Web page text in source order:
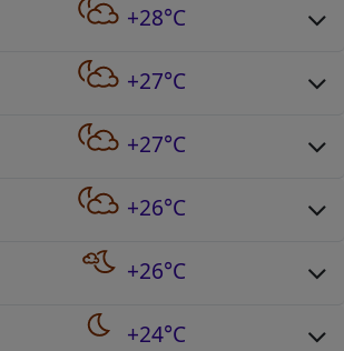
+28°C
+27°C
+27°C
+26°C
+26°C
+24°C